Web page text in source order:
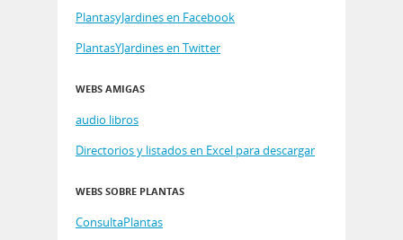
PlantasyJardines en Facebook
PlantasYJardines en Twitter
WEBS AMIGAS
audio libros
Directorios y listados en Excel para descargar
WEBS SOBRE PLANTAS
ConsultaPlantas